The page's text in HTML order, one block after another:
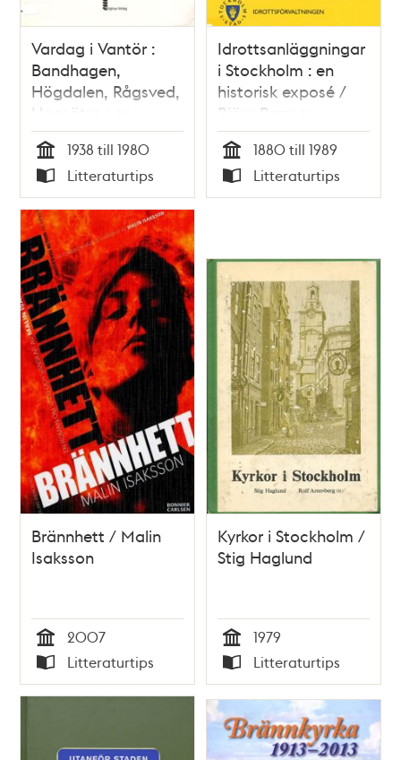
Vardag i Vantör :
Bandhagen,
Högdalen, Rågsved,
Hagsätra : en
bildsamling 1938-
1980 / Kenneth
Ahlborn & Håkan
Arnell
Tid
1938 till 1980
Typ
Litteraturtips
Idrottsanläggningar
i Stockholm : en
historisk exposé /
Björn Persson
Tid
1880 till 1989
Typ
Litteraturtips
Brännhett / Malin
Isaksson
Tid
2007
Typ
Litteraturtips
Kyrkor i Stockholm /
Stig Haglund
Tid
1979
Typ
Litteraturtips